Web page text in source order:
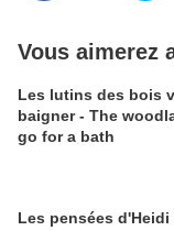
Vous aimerez
Les lutins des bois
baigner - The
go for a bath
Les pensées d'Heidi